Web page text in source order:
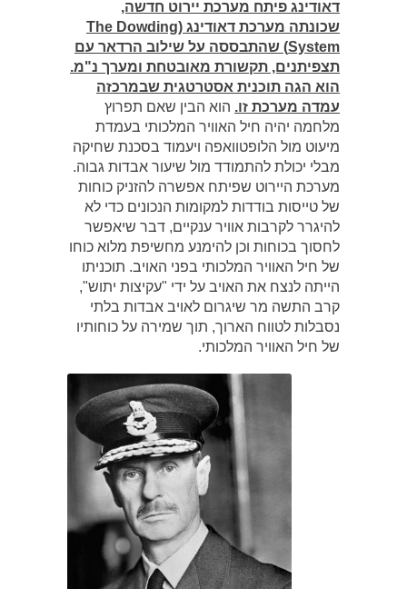
דאודינג פיתח מערכת יירוט חדשה,
שכונתה מערכת דאודינג (The Dowding
System) שהתבססה על שילוב הרדאר עם
תצפיתנים, תקשורת מאובטחת ומערך נ"מ.
הוא הגה תוכנית אסטרטגית שבמרכזה
עמדה מערכת זו. הוא הבין שאם תפרוץ
מלחמה יהיה חיל האוויר המלכותי בעמדת
מיעוט מול הלופטוואפה ויעמוד בסכנת שחיקה
מבלי יכולת להתמודד מול שיעור אבדות גבוה.
מערכת היירוט שפיתח אפשרה להזניק כוחות
של טייסות בודדות למקומות הנכונים כדי לא
להיגרר לקרבות אוויר ענקיים, דבר שיאפשר
לחסוך בכוחות וכן להימנע מחשיפת מלוא כוחו
של חיל האוויר המלכותי בפני האויב. תוכניתו
הייתה לנצח את האויב על ידי "עקיצות יתוש",
קרב התשה מר שיגרום לאויב אבדות בלתי
נסבלות לטווח הארוך, תוך שמירה על כוחותיו
של חיל האוויר המלכותי.